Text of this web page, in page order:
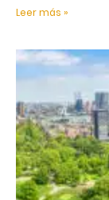
Leer más »